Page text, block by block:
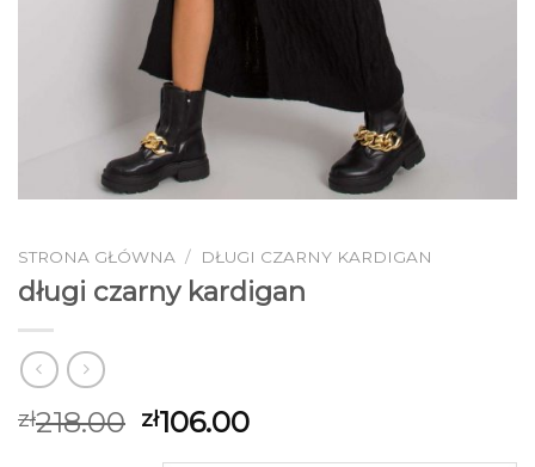
STRONA GŁÓWNA / DŁUGI CZARNY KARDIGAN
długi czarny kardigan
zł218.00 zł106.00